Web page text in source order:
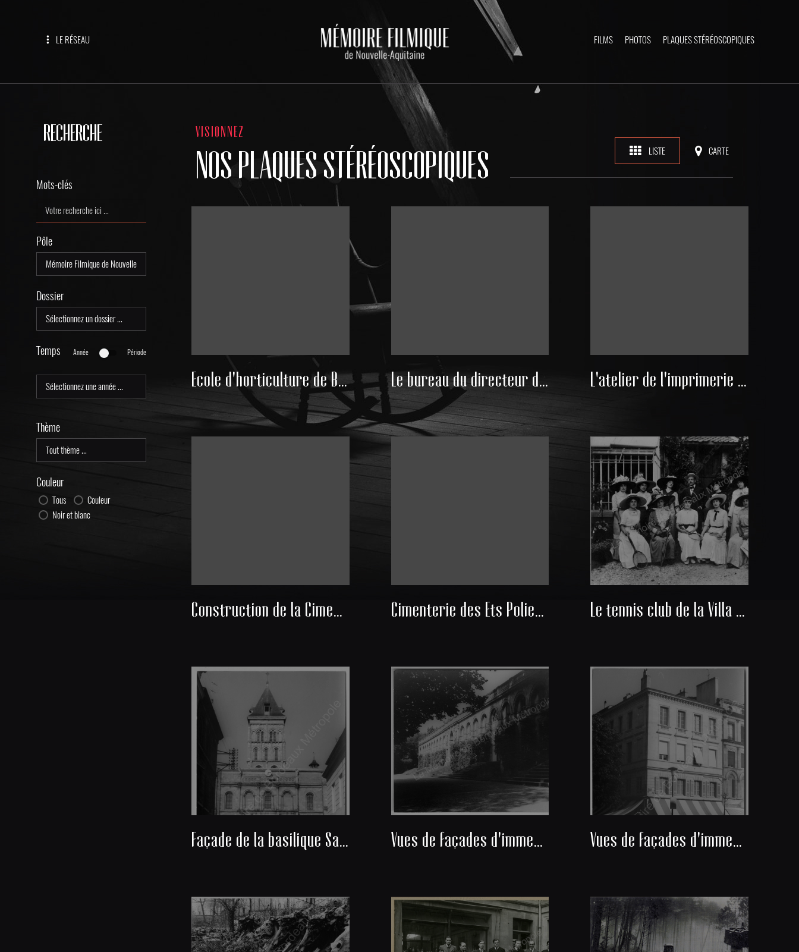
LE RÉSEAU FILMS PHOTOS PLAQUES STÉRÉOSCOPIQUES
RECHERCHE
Mots-clés
Pôle
Dossier
Temps Année Période
Thème
Couleur
Tous
Couleur
Noir et blanc
LISTE CARTE
VISIONNEZ
NOS PLAQUES STÉRÉOSCOPIQUES
Ecole d'horticulture de Blanquefort Le bureau du directeur de l'imprimerie Castéra L'atelier de l'imprimerie Castéra
Construction de la Cimenterie Poliet et Chausson à Lormont Cimenterie des Ets Poliet et Chausson à Lormont - construction du four et virole Le tennis club de la Villa Primrose
Façade de la basilique Saint-Seurin Vues de façades d'immeubles bordelais du Jardin public Vues de façades d'immeubles bordelais du cours de Verdun